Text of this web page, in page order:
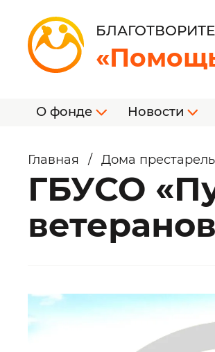
О фонде Новости
Главная / Дома
ГБУСО